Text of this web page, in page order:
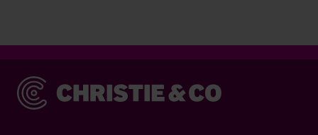
Christie & Co